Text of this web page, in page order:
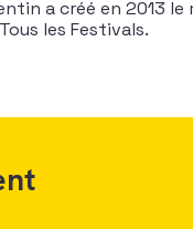
a créé en 2013
les Festivals.